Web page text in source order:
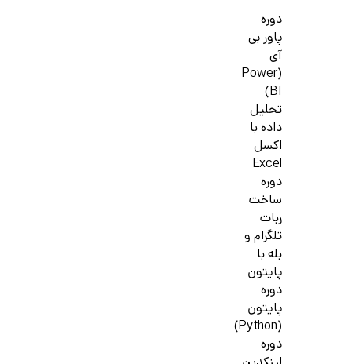
دوره
پاور بی
آی
(Power
BI)
تحلیل
داده با
اکسل
Excel
دوره
ساخت
ربات
تلگرام و
بله با
پایتون
دوره
پایتون
(Python)
دوره